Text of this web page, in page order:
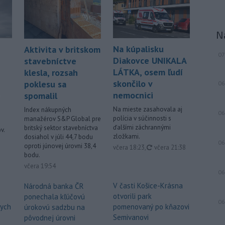
juhokórejská armáda.
Viac >
Aktivita v britskom
stavebníctve
klesla, rozsah
poklesu sa
spomalil
Index nákupných
manažérov S&P Global pre
britský sektor stavebníctva
dosiahol v júli 44,7 bodu
oproti júnovej úrovni 38,4
bodu.
včera 19:54
Národná banka ČR
ponechala kľúčovú
úrokovú sadzbu na
pôvodnej úrovni
Na kúpalisku
Diakovce UNIKALA
LÁTKA, osem ľudí
skončilo v
nemocnici
Na mieste zasahovala aj
polícia v súčinnosti s
ďalšími záchrannými
zložkami.
včera 18:23, aktualizované
včera 21:38
V časti Košice-Krásna
otvorili park
pomenovaný po kňazovi
Semivanovi